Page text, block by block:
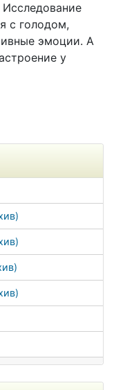
с голодом,
эмоции. А
у